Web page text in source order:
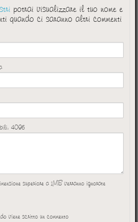
potrai visualizzare il tuo nome e
quando ci saranno altri commenti
4096
superiore a 1MB verranno ignorate
viene scritto un commento